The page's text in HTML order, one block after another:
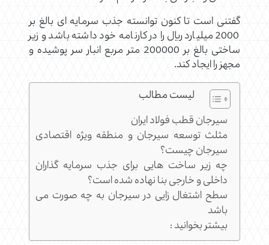
گفتنی است تا کنون توانسته جذب سرمایه ای بالغ بر
2000 میلیارد ریال را در کارنامه خود داشته باشد و زیر
ساختی بالغ بر 200000 متر مربع انبار سر پوشیده و
مجهز را ایجاد کند.
لیست مطالب
سیرجان قطب فولاد ایران
مثلث توسعه سیرجان و منطقه ویژه اقتصادی
سیرجان چیست؟
چه زیر ساخت هایی برای جذب سرمایه گذاران
داخلی و خارجی بنا نهاده شده است؟
سطح اشتغال زایی در سیرجان به چه صورت می
باشد
بیشتر بخوانید :